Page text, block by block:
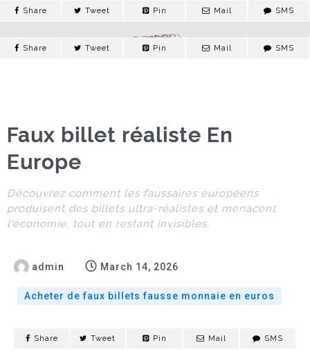
Share Tweet Pin Mail SMS
monnaie en euros
haute qualité
ACHETER DE FAUX BILLETS FAUSSE MONNAIE EN EUROS
CONTACTS
Share Tweet Pin Mail SMS
Faux billet réaliste En
Europe
Découvrez comment les faussaires européens
produisent des billets ultra-réalistes et menacent
l'économie, tout en restant invisibles.
admin March 14, 2026
Acheter de faux billets fausse monnaie en euros
Share Tweet Pin Mail SMS